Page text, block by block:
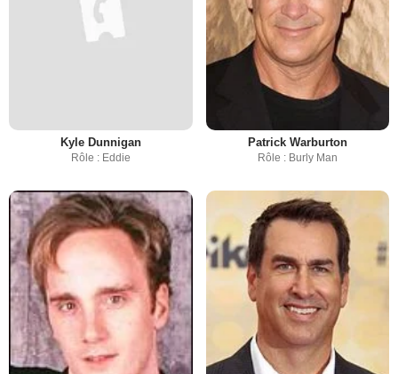
Kyle Dunnigan
Rôle : Eddie
Patrick Warburton
Rôle : Burly Man